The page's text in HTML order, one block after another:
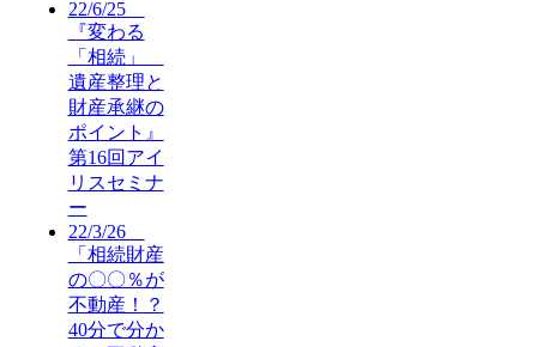
22/6/25
『変わる
「相続」
遺産整理と
財産承継の
ポイント』
第16回アイ
リスセミナ
ー
22/3/26
「相続財産
の〇〇％が
不動産！？
40分で分か